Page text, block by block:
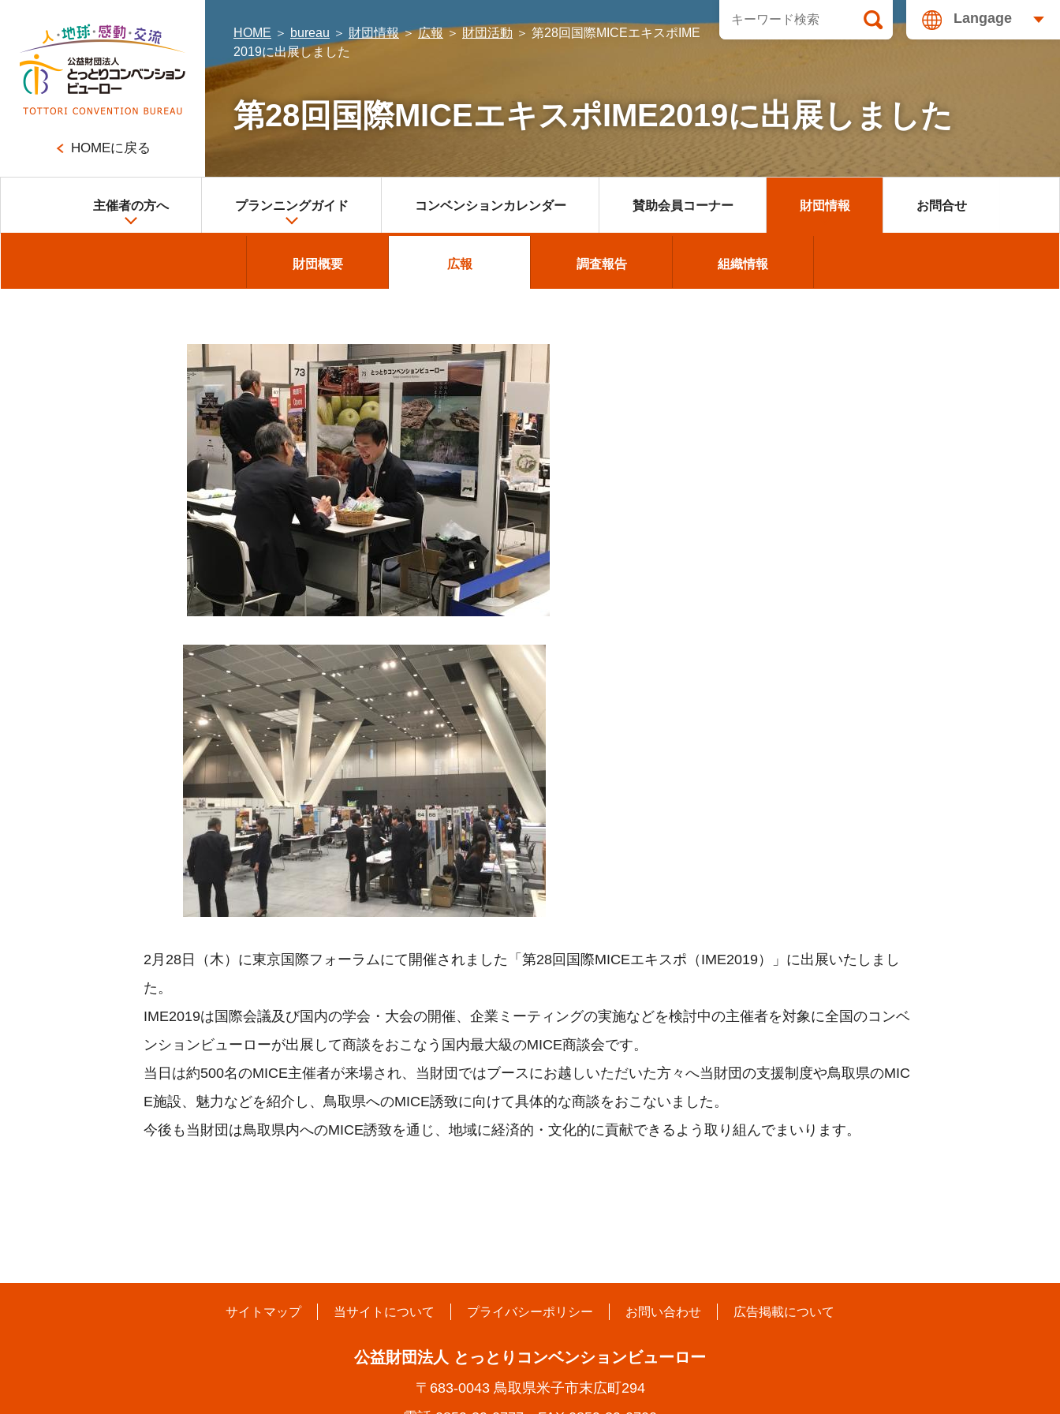
Langage
HOMEに戻る
HOME ＞ bureau ＞ 財団情報＞広報＞ 財団活動 ＞ 第28回国際MICEエキスポIME
2019に出展しました
第28回国際MICEエキスポIME2019に出展しました
主催者の方へ
企業研修・インセンティブ スポーツ大会
プランニングガイド
コンベンション施設ガイド おもてなしメニュー コンベンション開催マニュアル
コンベンションカレンダー 賛助会員コーナー 財団情報
財団概要 広報 調査報告 組織情報
お問合せ
財団概要 広報 調査報告 組織情報
2月28日（木）に東京国際フォーラムにて開催されました「第28回国際MICEエキスポ（IME2019）」に出展いたしまし
た。
IME2019は国際会議及び国内の学会・大会の開催、企業ミーティングの実施などを検討中の主催者を対象に全国のコンベ
ンションビューローが出展して商談をおこなう国内最大級のMICE商談会です。
当日は約500名のMICE主催者が来場され、当財団ではブースにお越しいただいた方々へ当財団の支援制度や鳥取県のMIC
E施設、魅力などを紹介し、鳥取県へのMICE誘致に向けて具体的な商談をおこないました。
今後も当財団は鳥取県内へのMICE誘致を通じ、地域に経済的・文化的に貢献できるよう取り組んでまいります。
サイトマップ 当サイトについて プライバシーポリシー お問い合わせ 広告掲載について
公益財団法人 とっとりコンベンションビューロー
〒683-0043 鳥取県米子市末広町294